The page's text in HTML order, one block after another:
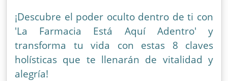
¡Descubre el poder oculto dentro de ti con
'La Farmacia Está Aquí Adentro' y
transforma tu vida con estas 8 claves
holísticas que te llenarán de vitalidad y
alegría!